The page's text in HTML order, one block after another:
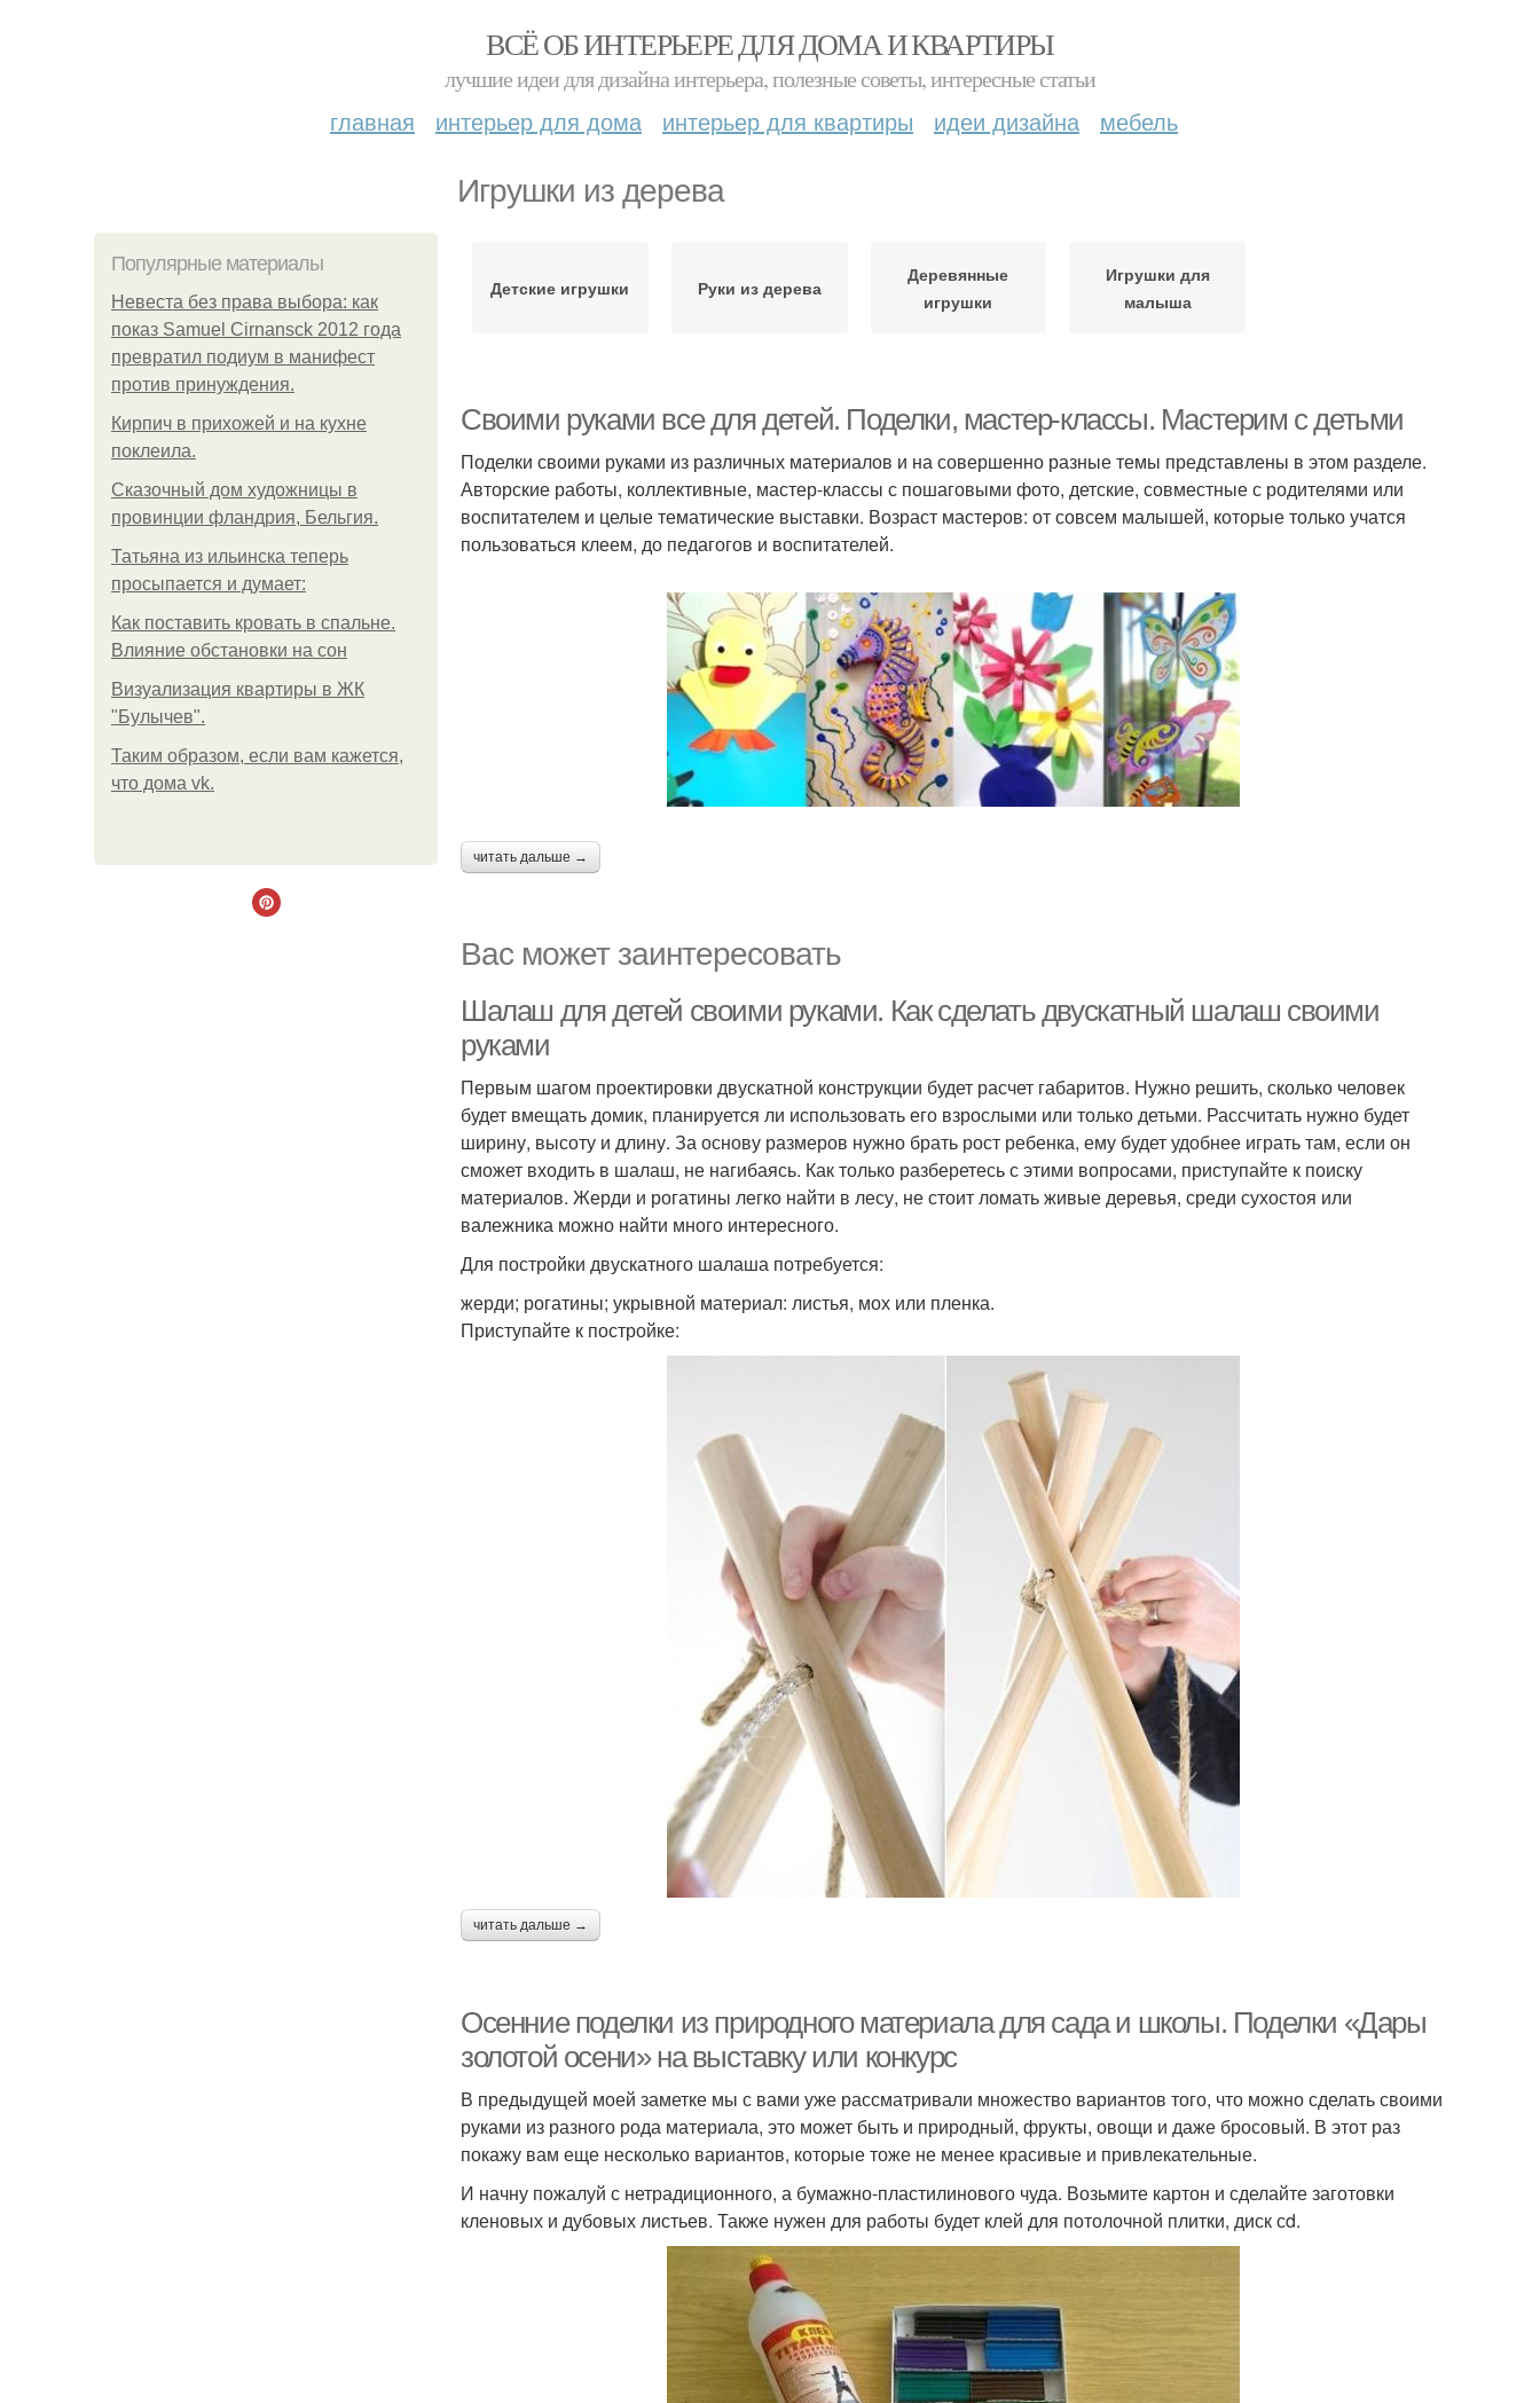
ВСЁ ОБ ИНТЕРЬЕРЕ ДЛЯ ДОМА И КВАРТИРЫ
лучшие идеи для дизайна интерьера, полезные советы, интересные статьи
главная интерьер для дома интерьер для квартиры идеи дизайна мебель
Игрушки из дерева
Популярные материалы
Невеста без права выбора: как
показ Samuel Cirnansck 2012 года
превратил подиум в манифест
против принуждения.
Кирпич в прихожей и на кухне
поклеила.
Сказочный дом художницы в
провинции фландрия, Бельгия.
Татьяна из ильинска теперь
просыпается и думает:
Как поставить кровать в спальне.
Влияние обстановки на сон
Визуализация квартиры в ЖК
"Булычев".
Таким образом, если вам кажется,
что дома vk.
Детские игрушки Руки из дерева
Деревянные
игрушки
Игрушки для
малыша
Своими руками все для детей. Поделки, мастер-классы. Мастерим с детьми
Поделки своими руками из различных материалов и на совершенно разные темы представлены в этом разделе.
Авторские работы, коллективные, мастер-классы с пошаговыми фото, детские, совместные с родителями или
воспитателем и целые тематические выставки. Возраст мастеров: от совсем малышей, которые только учатся
пользоваться клеем, до педагогов и воспитателей.
читать дальше →
Вас может заинтересовать
Шалаш для детей своими руками. Как сделать двускатный шалаш своими
руками
Первым шагом проектировки двускатной конструкции будет расчет габаритов. Нужно решить, сколько человек
будет вмещать домик, планируется ли использовать его взрослыми или только детьми. Рассчитать нужно будет
ширину, высоту и длину. За основу размеров нужно брать рост ребенка, ему будет удобнее играть там, если он
сможет входить в шалаш, не нагибаясь. Как только разберетесь с этими вопросами, приступайте к поиску
материалов. Жерди и рогатины легко найти в лесу, не стоит ломать живые деревья, среди сухостоя или
валежника можно найти много интересного.
Для постройки двускатного шалаша потребуется:
жерди; рогатины; укрывной материал: листья, мох или пленка.
Приступайте к постройке:
читать дальше →
Осенние поделки из природного материала для сада и школы. Поделки «Дары
золотой осени» на выставку или конкурс
В предыдущей моей заметке мы с вами уже рассматривали множество вариантов того, что можно сделать своими
руками из разного рода материала, это может быть и природный, фрукты, овощи и даже бросовый. В этот раз
покажу вам еще несколько вариантов, которые тоже не менее красивые и привлекательные.
И начну пожалуй с нетрадиционного, а бумажно-пластилинового чуда. Возьмите картон и сделайте заготовки
кленовых и дубовых листьев. Также нужен для работы будет клей для потолочной плитки, диск сd.